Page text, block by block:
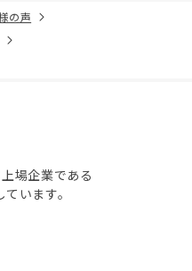
の声
場企業である
います。